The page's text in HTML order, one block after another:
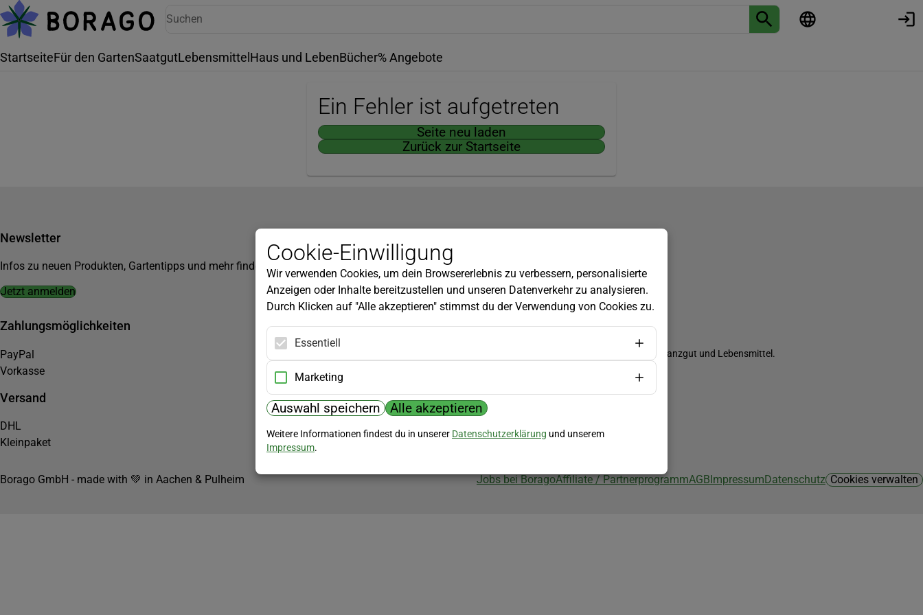
StartseiteFür den GartenSaatgutLebensmittel Haus und LebenBücher% Angebote
Ein Fehler ist aufgetreten
Seite neu laden
Zurück zur Startseite
Newsletter
Infos zu neuen Produkten, Gartentipps und mehr findest du in unserem Newsletter!
Jetzt anmelden
Kundenservice
Widerrufsbelehrung
Versandkosten
Zahlungsmöglichkeiten
PayPal
Vorkasse
Versand
DHL
Kleinpaket
Biozertifizierung
Borago ist biozertifiziert im Bereich Saatgut, Pflanzgut und Lebensmittel.
Borago GmbH - made with 💚 in Aachen & Pulheim Jobs bei BoragoAffiliate / PartnerprogrammAGBImpressumDatenschutz Cookies verwalten
Cookie-Einwilligung
Wir verwenden Cookies, um dein Browsererlebnis zu verbessern, personalisierte
Anzeigen oder Inhalte bereitzustellen und unseren Datenverkehr zu analysieren.
Durch Klicken auf "Alle akzeptieren" stimmst du der Verwendung von Cookies zu.
Essentiell
Marketing
Auswahl speichern Alle akzeptieren
Weitere Informationen findest du in unserer Datenschutzerklärung und unserem
Impressum.